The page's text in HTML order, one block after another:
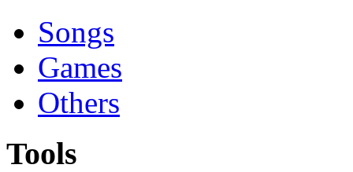
Songs
Games
Others
Tools